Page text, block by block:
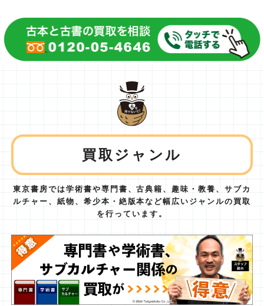
買取ジャンル
東京書房では学術書や専門書、古典籍、趣味・教養、サブカ
ルチャー、紙物、 希少本・絶版本など幅広いジャンルの買取
を行っています。